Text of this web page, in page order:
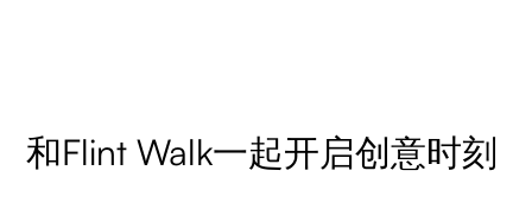
和Flint Walk一起开启创意时刻